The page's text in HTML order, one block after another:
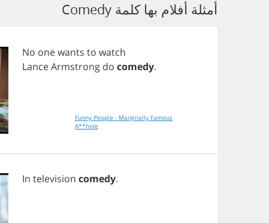
أمثلة أفلام بها كلمة Comedy
No onewants to watch
LanceArmstrong do comedy.
Funny People - Marginally Famous
A**hole
In television comedy.